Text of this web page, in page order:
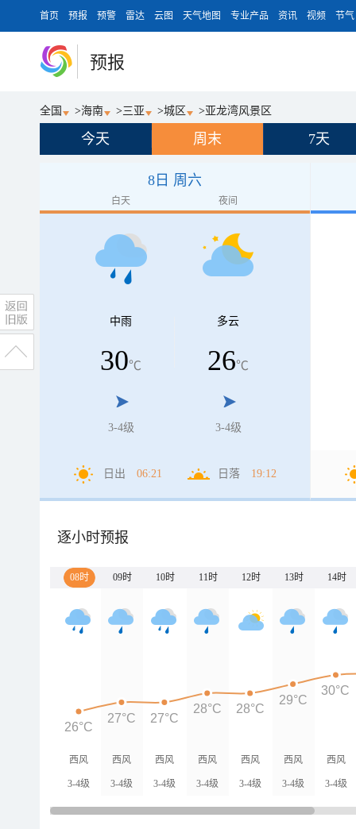
首页 预报 预警 雷达 云图 天气地图 专业产品 资讯 视频 节气
预报
全国 >海南 >三亚 >城区 >亚龙湾风景区
今天 周末 7天
8日 周六
白天 夜间
中雨
30℃
3-4级
多云
26℃
3-4级
日出 06:21 日落 19:12
逐小时预报
08时 09时 10时 11时 12时 13时 14时
西风
3-4级
西风
3-4级
西风
3-4级
西风
3-4级
西风
3-4级
西风
3-4级
西风
3-4级
26°C
27°C 27°C
28°C 28°C
29°C
30°C